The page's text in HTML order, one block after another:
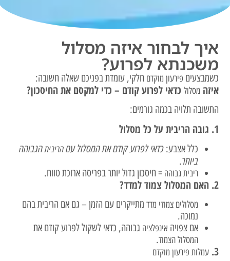
איך לבחור איזה מסלול
משכנתא לפרוע?
כשמבצעים פירעון מוקדם חלקי, עומדת בפניכם שאלה חשובה:
איזה מסלול כדאי לפרוע קודם – כדי למקסם את החיסכון?
התשובה תלויה בכמה גורמים:
1. גובה הריבית על כל מסלול
כלל אצבע:כדאי לפרוע קודם את המסלול עםהריביתהגבוהה
ביותר.
ריבית גבוהה = חיסכון גדול יותר בפריסה ארוכת טווח.
2. האם המסלול צמוד למדד?
מסלולים צמודי מדד מתייקרים עם הזמן – גם אם הריבית בהם
נמוכה.
אם צפויה אינפלציה גבוהה, כדאי לשקול לפרוע קודם את
המסלול הצמוד.
3. עמלות פירעון מוקדם